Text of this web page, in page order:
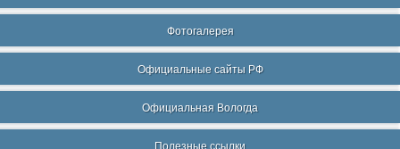
Фотогалерея
Официальные сайты РФ
Официальная Вологда
Полезные ссылки